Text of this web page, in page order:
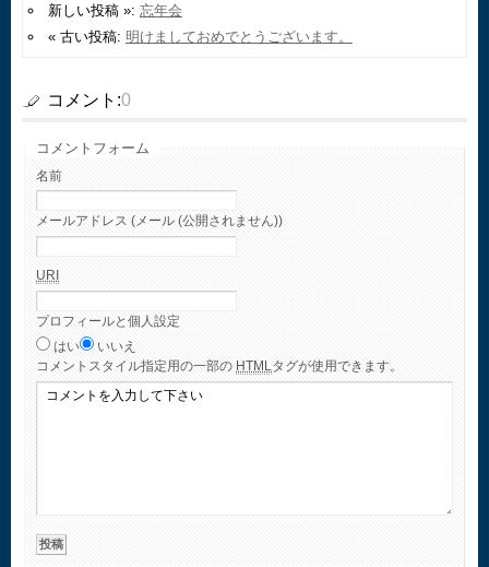
新しい投稿 »: 忘年会
« 古い投稿: 明けましておめでとうございます。
コメント:0
コメントフォーム
名前
メールアドレス (メール (公開されません))
URI
プロフィールと個人設定
はい
いいえ
コメント スタイル指定用の一部の HTMLタグが使用できます。